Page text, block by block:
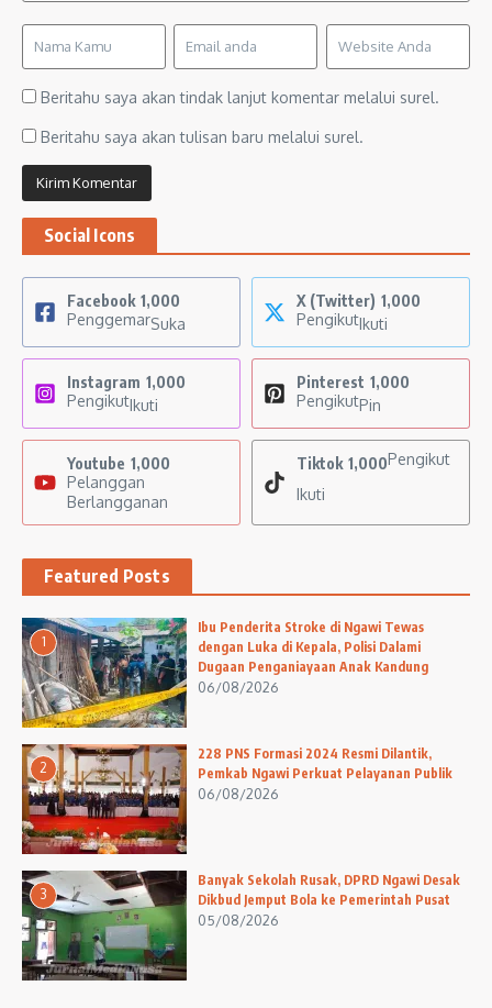
Beritahu saya akan tindak lanjut komentar melalui surel.
Beritahu saya akan tulisan baru melalui surel.
Social Icons
Facebook 1,000
PenggemarSuka
X (Twitter) 1,000
PengikutIkuti
Instagram 1,000
PengikutIkuti
Pinterest 1,000
PengikutPin
Youtube 1,000
Pelanggan
Berlangganan
Tiktok 1,000Pengikut
Ikuti
Featured Posts
1
Ibu Penderita Stroke di Ngawi Tewas
dengan Luka di Kepala, Polisi Dalami
Dugaan Penganiayaan Anak Kandung
06/08/2026
2
228 PNS Formasi 2024 Resmi Dilantik,
Pemkab Ngawi Perkuat Pelayanan Publik
06/08/2026
3
Banyak Sekolah Rusak, DPRD Ngawi Desak
Dikbud Jemput Bola ke Pemerintah Pusat
05/08/2026